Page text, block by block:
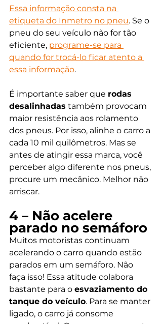
Essa informação consta na
etiqueta do Inmetro no pneu. Se o
pneu do seu veículo não for tão
eficiente, programe-se para
quando for trocá-lo ficar atento a
essa informação.
É importante saber que rodas
desalinhadas também provocam
maior resistência aos rolamento
dos pneus. Por isso, alinhe o carro a
cada 10 mil quilômetros. Mas se
antes de atingir essa marca, você
perceber algo diferente nos pneus,
procure um mecânico. Melhor não
arriscar.
4 – Não acelere
parado no semáforo
Muitos motoristas continuam
acelerando o carro quando estão
parados em um semáforo. Não
faça isso! Essa atitude colabora
bastante para o esvaziamento do
tanque do veículo. Para se manter
ligado, o carro já consome